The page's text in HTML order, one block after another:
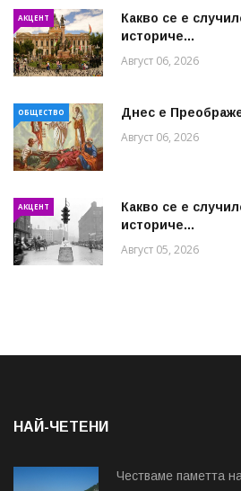
АКЦЕНТ
Какво се е
историче...
Август 06, 2026
ОБЩЕСТВО Днес е
Август 06, 2026
АКЦЕНТ
Какво се е
историче...
Август 05, 2026
НАЙ-ЧЕТЕНИ
Честваме паметта